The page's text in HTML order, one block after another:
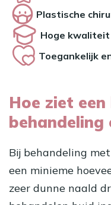
Plastische
Hoge
Toegankelijk
Hoe ziet
behandeling
Bij behandeling
een minieme
zeer dunne naald